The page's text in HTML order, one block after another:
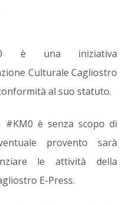
è una iniziativa
Culturale Cagliostro
al suo statuto.
è senza scopo di
provento sarà
le attività della
E-Press.